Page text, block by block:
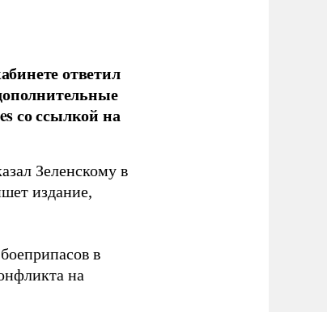
ответил
со ссылкой на
Зеленскому в
издание,
в
на